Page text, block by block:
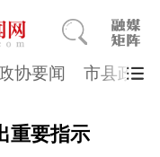
协要闻 市县政协
重要指示